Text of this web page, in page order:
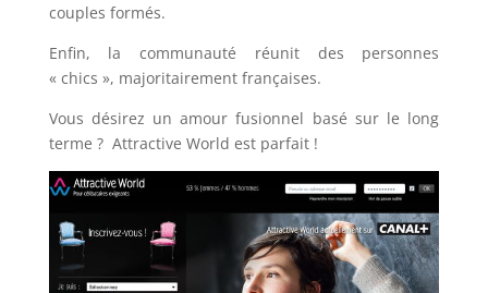
couples formés.
Enfin, la communauté réunit des personnes
« chics », majoritairement françaises.
Vous désirez un amour fusionnel basé sur le long
terme ? Attractive World est parfait !